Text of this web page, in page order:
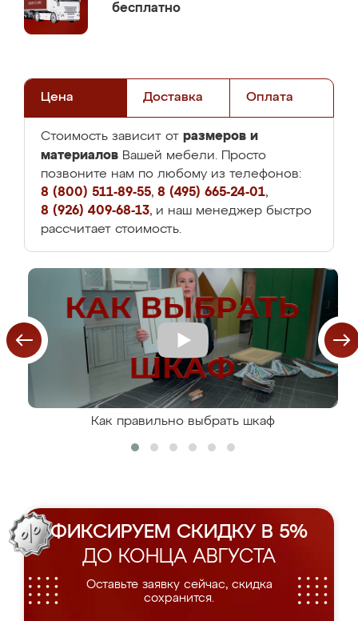
бесплатно
Цена Доставка Оплата
Стоимость зависит от размеров и
материалов Вашей мебели. Просто
позвоните нам по любому из телефонов:
8 (800) 511-89-55, 8 (495) 665-24-01,
8 (926) 409-68-13, и наш менеджер быстро
рассчитает стоимость.
Как правильно выбрать шкаф
ФИКСИРУЕМ СКИДКУ В 5%
ДО КОНЦА АВГУСТА
Оставьте заявку сейчас, скидка
сохранится.